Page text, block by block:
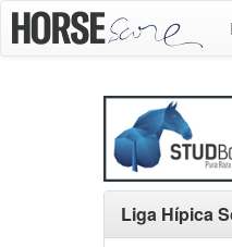
Liga Hípica